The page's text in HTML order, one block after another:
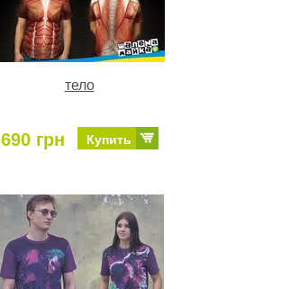
тело
690 грн Купить